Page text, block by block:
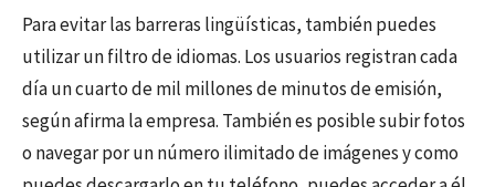
Para evitar las barreras lingüísticas, también puedes
utilizar un filtro de idiomas. Los usuarios registran cada
día un cuarto de mil millones de minutos de emisión,
según afirma la empresa. También es posible subir fotos
o navegar por un número ilimitado de imágenes y como